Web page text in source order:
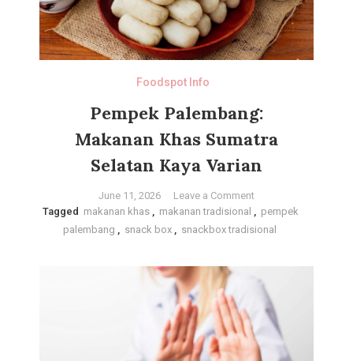
Foodspot Info
Pempek Palembang:
Makanan Khas Sumatra
Selatan Kaya Varian
June 11, 2026 Leave a Commenton
Pempek
Palembang:
Sumatra
Selatan
Kaya
Varian
Tagged makanan khas makanan tradisional
pempek
palembang
snack box snackbox tradisional